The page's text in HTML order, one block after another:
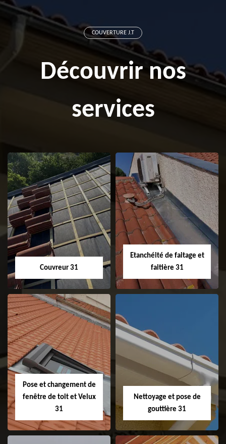
COUVERTURE J.T
Découvrir nos
services
Couvreur 31
Couvreur 31
Etanchéité de faitage et
faitière 31
Etanchéité de
faitage et faitière
31
Pose et changement de
fenêtre de toit et Velux
31
Nettoyage et pose de
gouttière 31